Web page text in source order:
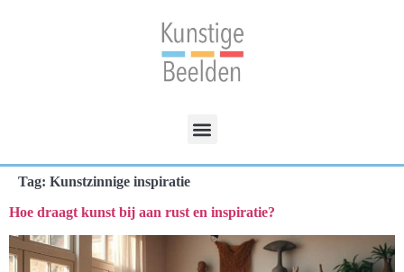
Tag: Kunstzinnige inspiratie
Hoe draagt kunst bij aan rust en inspiratie?